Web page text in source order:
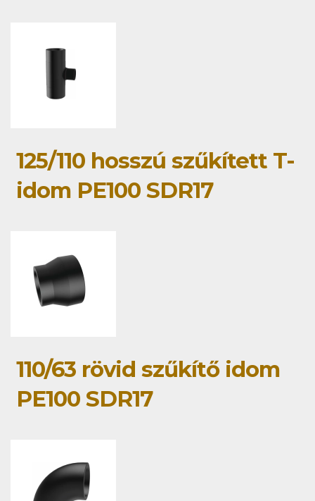
125/110 hosszú szűkített T-
idom PE100 SDR17
110/63 rövid szűkítő idom
PE100 SDR17